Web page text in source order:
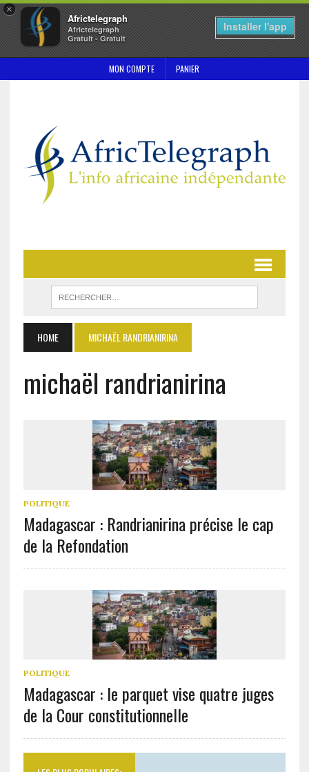
×
Africtelegraph
Africtelegraph
Gratuit - Gratuit
Installer l'app
MON COMPTE PANIER
HOME MICHAËL RANDRIANIRINA
michaël randrianirina
POLITIQUE
Madagascar : Randrianirina précise le cap
de la Refondation
POLITIQUE
Madagascar : le parquet vise quatre juges
de la Cour constitutionnelle